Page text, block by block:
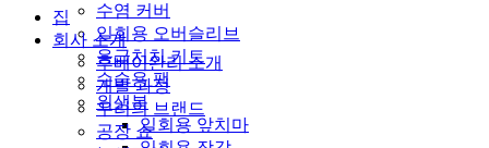
집
회사 소개
후베이완리 소개
개발 과정
우리의 브랜드
공장 쇼
수염 커버
일회용 오버슬리브
응급처치 키트
수술용 팩
위생복
일회용 앞치마